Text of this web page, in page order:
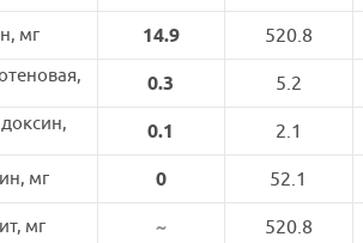
мг 14.9 520.8
0.3 5.2
0.1 2.1
мг 0 52.1
мг ~ 520.8